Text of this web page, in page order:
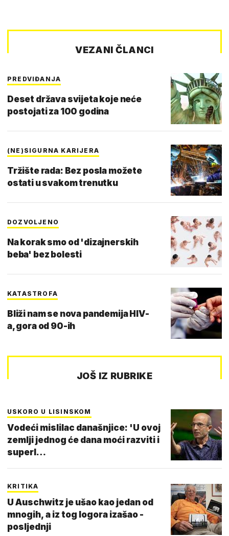
VEZANI ČLANCI
PREDVIĐANJA
Deset država svijeta koje neće
postojati za 100 godina
(NE)SIGURNA KARIJERA
Tržište rada: Bez posla možete
ostati u svakom trenutku
DOZVOLJENO
Na korak smo od 'dizajnerskih
beba' bez bolesti
KATASTROFA
Bliži nam se nova pandemija HIV-
a, gora od 90-ih
JOŠ IZ RUBRIKE
USKORO U LISINSKOM
Vodeći mislilac današnjice: 'U ovoj
zemlji jednog će dana moći razviti i
superl…
KRITIKA
U Auschwitz je ušao kao jedan od
mnogih, a iz tog logora izašao -
posljednji